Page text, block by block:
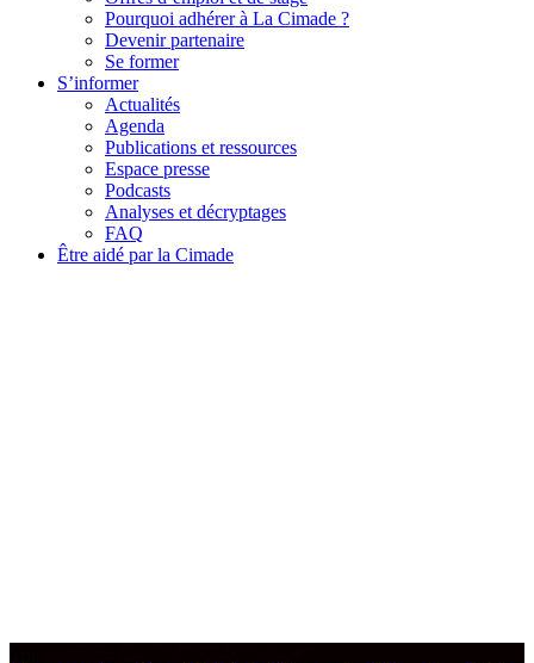
Pourquoi adhérer à La Cimade ?
Devenir partenaire
Se former
S’informer
Actualités
Agenda
Publications et ressources
Espace presse
Podcasts
Analyses et décryptages
FAQ
Être aidé par la Cimade